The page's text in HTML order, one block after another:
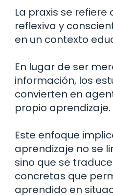
La praxis se refiere
reflexiva y
en un contexto
En lugar de ser
información, los
convierten en
propio aprendizaje.
Este enfoque
aprendizaje no se
sino que se
concretas que
aprendido en